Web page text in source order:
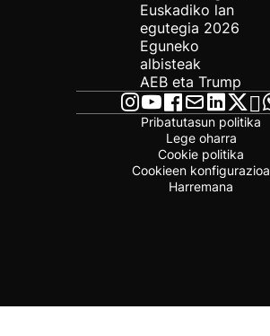
Euskadiko lan
egutegia 2026
Eguneko
albisteak
AEB eta Trump
Pribatutasun politika
Lege oharra
Cookie politika
Cookieen konfigurazioa
Harremana